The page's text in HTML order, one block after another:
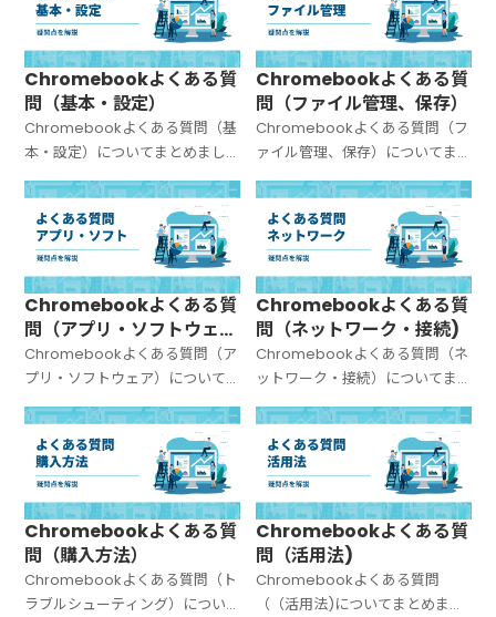
Chromebookよくある質
問（基本・設定）
Chromebookよくある質問（基
本・設定）についてまとめまし
た。
Chromebookよくある質
問（ファイル管理、保存）
Chromebookよくある質問（フ
ァイル管理、保存）についてま
とめました。
Chromebookよくある質
問（アプリ・ソフトウェ
ア）
Chromebookよくある質問（ア
プリ・ソフトウェア）について
まとめました。
Chromebookよくある質
問（ネットワーク・接続)
Chromebookよくある質問（ネ
ットワーク・接続）についてま
とめました。
Chromebookよくある質
問（購入方法）
Chromebookよくある質問（ト
ラブルシューティング）につい
Chromebookよくある質
問（活用法)
Chromebookよくある質問
（（活用法)についてまとめまし